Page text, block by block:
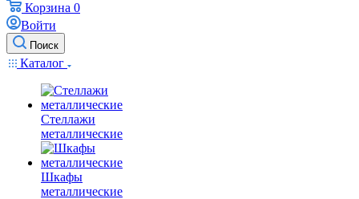
Корзина 0
Войти
Поиск
Каталог
Стеллажи
металлические
Шкафы
металлические